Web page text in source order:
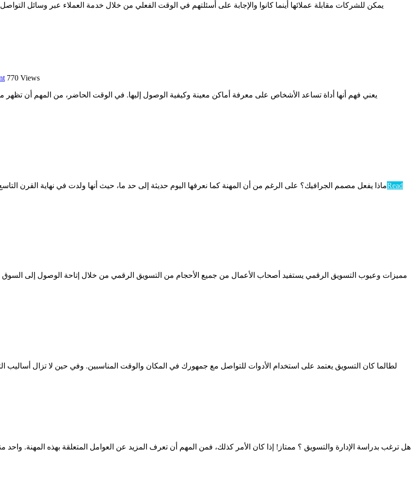
يمكن للشركات مقابلة عملائها أينما كانوا والإجابة على أسئلتهم في الوقت الفعلي من خلال خدمة العملاء عبر وسائل
770 Views
ماذا يفعل مصمم الجرافيك؟ على الرغم من أن المهنة كما نعرفها اليوم حديثة إلى حد ما، حيث أنها ولدت في نهاية القرنRead
مميزات وعيوب التسويق الرقمي يستفيد أصحاب الأعمال من جميع الأحجام من التسويق الرقمي من خلال إتاحة الوصول إلى السوق
لطالما كان التسويق يعتمد على استخدام الأدوات للتواصل مع جمهورك في المكان والوقت المناسبين. وفي حين لا تزال أساليب
هل ترغب بدراسة الإدارة والتسويق ؟ ممتاز! إذا كان الأمر كذلك، فمن المهم أن تعرف المزيد عن العوامل المتعلقة بهذه المهنة. واحد